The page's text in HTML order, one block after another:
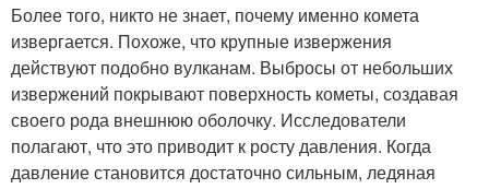
Более того, никто не знает, почему именно комета
извергается. Похоже, что крупные извержения
действуют подобно вулканам. Выбросы от небольших
извержений покрывают поверхность кометы, создавая
своего рода внешнюю оболочку. Исследователи
полагают, что это приводит к росту давления. Когда
давление становится достаточно сильным, ледяная